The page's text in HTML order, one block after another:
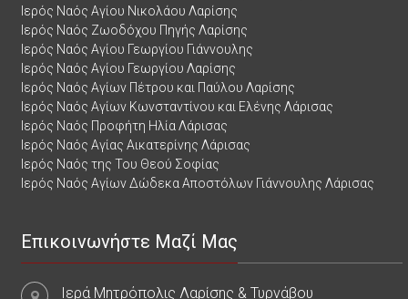
Ιερός Ναός Αγίου Νικολάου Λαρίσης
Ιερός Ναός Ζωοδόχου Πηγής Λαρίσης
Ιερός Ναός Αγίου Γεωργίου Γιάννουλης
Ιερός Ναός Αγίου Γεωργίου Λαρίσης
Ιερός Ναός Αγίων Πέτρου και Παύλου Λαρίσης
Ιερός Ναός Αγίων Κωνσταντίνου και Ελένης Λάρισας
Ιερός Ναός Προφήτη Ηλία Λάρισας
Ιερός Ναός Αγίας Αικατερίνης Λάρισας
Ιερός Ναός της Του Θεού Σοφίας
Ιερός Ναός Αγίων Δώδεκα Αποστόλων Γιάννουλης Λάρισας
Επικοινωνήστε Μαζί Μας
Ιερά Μητρόπολις Λαρίσης & Τυρνάβου